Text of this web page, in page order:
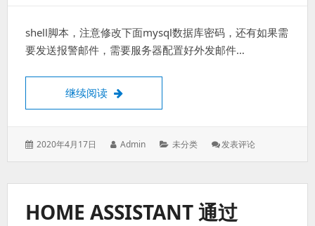
无
需
破
实
shell脚本，注意修改下面mysql数据库密码，还有如果需
要发送报警邮件，需要服务器配置好外发邮件…
继续阅读 MySQL 主从同步监控脚本例子一个
发
2020年4月17日
作
Admin
分
未分类 发表评论: MySQL
同
HOME ASSISTANT 通过